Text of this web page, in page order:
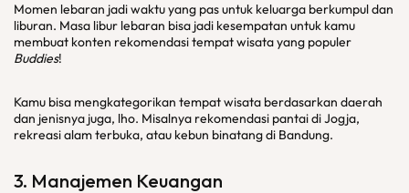
Momen lebaran jadi waktu yang pas untuk keluarga berkumpul dan
liburan. Masa libur lebaran bisa jadi kesempatan untuk kamu
membuat konten rekomendasi tempat wisata yang populer
Buddies!
Kamu bisa mengkategorikan tempat wisata berdasarkan daerah
dan jenisnya juga, lho. Misalnya rekomendasi pantai di Jogja,
rekreasi alam terbuka, atau kebun binatang di Bandung.
3. Manajemen Keuangan